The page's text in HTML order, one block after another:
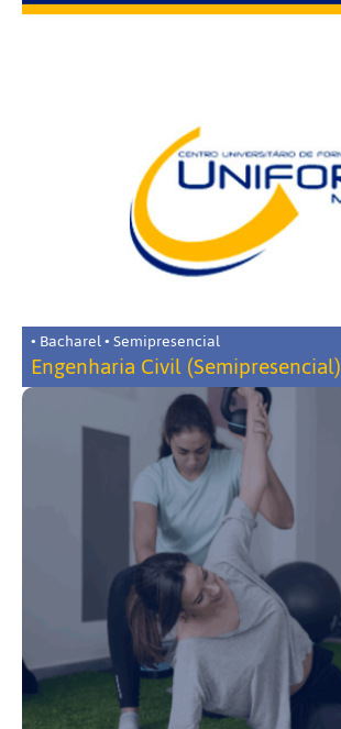
• Bacharel • Semipresencial
Engenharia Civil (Semipresencial)